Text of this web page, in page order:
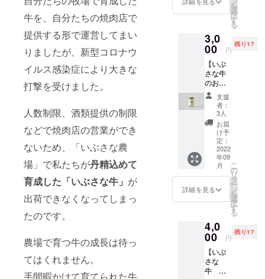
牛を、自分たちの焼肉店で
提供する形で運営してまい
りましたが、新型コロナウ
イルス感染症により大きな
打撃を受けました。
人数制限、酒類提供の制限
などで焼肉店の営業ができ
ないため、「いぶさな農
場」で私たちが丹精込めて
育成した「いぶさな牛」 が
出荷できなくなってしまっ
たのです。
農場で育つ牛の成長は待っ
てはくれません。
を
選
択
す
る
3,0
00 円
残り17
【いぶ
さな牛
のおい
しい
脂】
￥3,000
（税込/
クール
便送料
¥1,200
含む）
■牛脂
瓶
200g×2
本 いぶ
さな牛
高い脂
をその
まま瓶
詰め。
炒め物
をレベ
支援
者：
3人
お届
け予
定：
2022
年09
月
詳細を見る
こ
の
リ
タ
ー
ン
を
選
択
す
る
4,0
00 円
残り17
【いぶ
さな
牛